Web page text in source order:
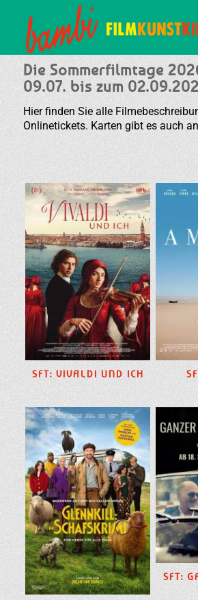
Die Sommerfilmtage
09.07. bis zum
Hier finden Sie alle
Onlinetickets. Karten gibt es auch
SFT: VIVALDI UND ICH
SFT: